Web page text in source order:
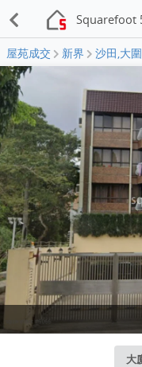
Squarefoot
屋苑成交 新界 沙田,大
大